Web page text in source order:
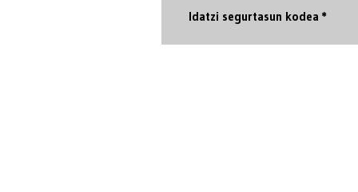
Idatzi segurtasun kodea *